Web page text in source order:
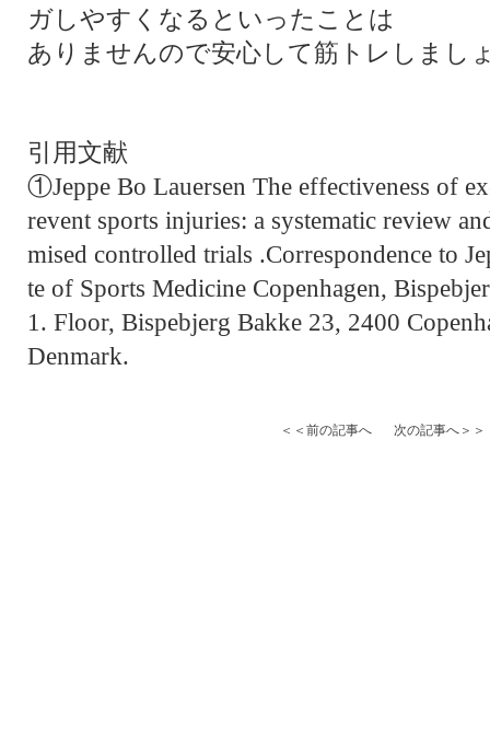
ガしやすくなるといったことは
ありませんので安心して筋トレしまし
引用文献
①Jeppe Bo Lauersen The effectiveness of
revent sports injuries: a systematic review
mised controlled trials .Correspondence to
te of Sports Medicine Copenhagen,
1. Floor, Bispebjerg Bakke 23, 2400
Denmark.
＜＜前の記事へ 次の記事へ＞＞